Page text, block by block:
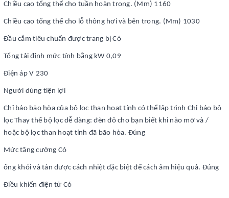
Chiều cao tổng thể cho tuần hoàn trong. (Mm) 1160
Chiều cao tổng thể cho lỗ thông hơi và bên trong. (Mm) 1030
Đầu cắm tiêu chuẩn được trang bị Có
Tổng tải định mức tính bằng kW 0,09
Điện áp V 230
Người dùng tiện lợi
Chỉ báo bão hòa của bộ lọc than hoạt tính có thể lập trình Chỉ báo bộ
lọc Thay thế bộ lọc dễ dàng: đèn đỏ cho bạn biết khi nào mỡ và /
hoặc bộ lọc than hoạt tính đã bão hòa. Đúng
Mức tăng cường Có
ống khói và tán được cách nhiệt đặc biệt để cách âm hiệu quả. Đúng
Điều khiển điện tử Có